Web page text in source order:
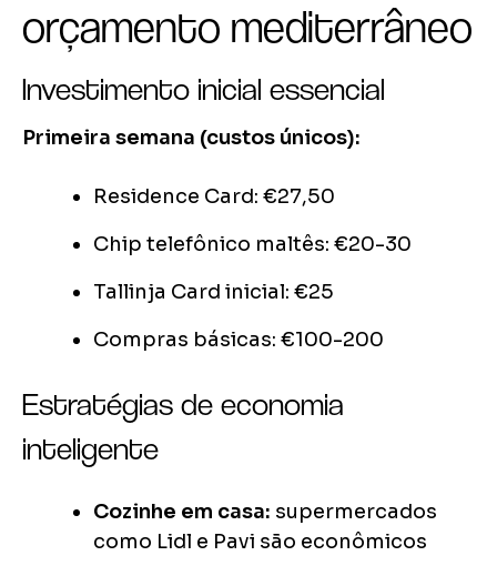
orçamento mediterrâneo
Investimento inicial essencial
Primeira semana (custos únicos):
Residence Card: €27,50
Chip telefônico maltês: €20-30
Tallinja Card inicial: €25
Compras básicas: €100-200
Estratégias de economia
inteligente
Cozinhe em casa: supermercados
como Lidl e Pavi são econômicos